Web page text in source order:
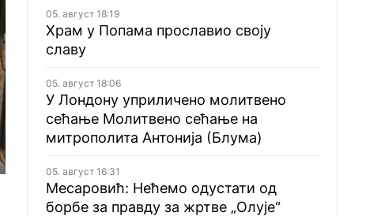
05. август 18:19
Храм у Попама прославио своју
славу
05. август 18:06
У Лондону уприличено молитвено
сећање Молитвено сећање на
митрополита Антонија (Блума)
05. август 16:31
Месаровић: Нећемо одустати од
борбе за правду за жртве „Олује“